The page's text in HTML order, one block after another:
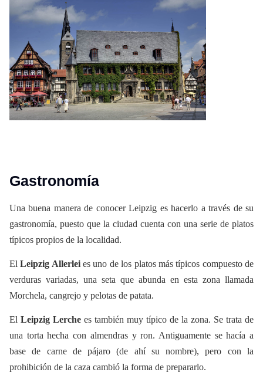
Gastronomía
Una buena manera de conocer Leipzig es hacerlo a través de su
gastronomía, puesto que la ciudad cuenta con una serie de platos
típicos propios de la localidad.
ElLeipzig Allerleies uno de los platos más típicos compuesto de
verduras variadas, una seta que abunda en esta zona llamada
Morchela, cangrejo y pelotas de patata.
El Leipzig Lerche es también muy típico de la zona. Se trata de
una torta hecha con almendras y ron. Antiguamente se hacía a
base de carne de pájaro (de ahí su nombre), pero con la
prohibición de la caza cambió la forma de prepararlo.